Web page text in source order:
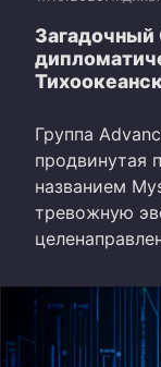
Загадочный
Группа
продвинутая
названием
тревожную